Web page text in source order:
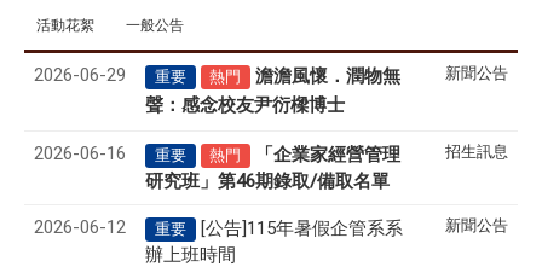
活動花絮 一般公告
2026-06-29 重要 熱門
澹澹風懷．潤物無
聲 ： 感念校友尹衍樑博士
新聞公告
2026-06-16 重要 熱門
「企業家經營管理
研究班」第46期錄取/備取名單
招生訊息
2026-06-12 重要
[公告]115年暑假企管系系
辦上班時間
新聞公告